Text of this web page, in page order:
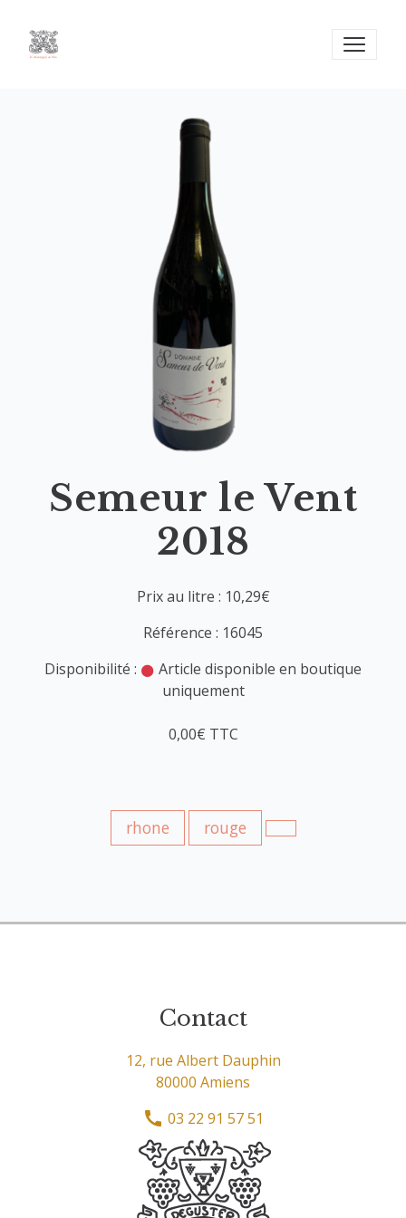
Semeur le Vent
2018
Prix au litre : 10,29€
Référence : 16045
Disponibilité :
Article disponible en boutique
uniquement
0,00€ TTC
rhone rouge
Contact
12, rue Albert Dauphin
80000 Amiens
03 22 91 57 51